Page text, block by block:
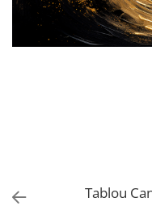
Watercolor
Tablou